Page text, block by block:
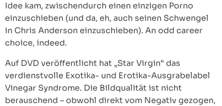
Idee kam, zwischendurch einen einzigen Porno
einzuschieben (und da, eh, auch seinen Schwengel
in Chris Anderson einzuschieben). An odd career
choice, indeed.
Auf DVD veröffentlicht hat „Star Virgin“ das
verdienstvolle Exotika- und Erotika-Ausgrabelabel
Vinegar Syndrome. Die Bildqualität ist nicht
berauschend – obwohl direkt vom Negativ gezogen,